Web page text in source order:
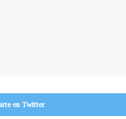
en Twitter